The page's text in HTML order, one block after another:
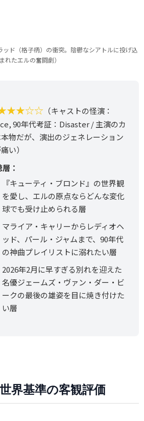
ド（格子柄）の衝突。陰鬱なシアトルに投げ込
まれたエルの奮闘劇）
（キャストの怪演：
90年代考証：Disaster / 主演のカ
物だが、演出のジェネレーション
い）
：
『キューティ・ブロンド』の世界観
を愛し、エルの原点ならどんな変化
球でも受け止められる層
マライア・キャリーからレディオヘ
ッド、パール・ジャムまで、90年代
の神曲プレイリストに溺れたい層
2026年2月に早すぎる別れを迎えた
名優ジェームズ・ヴァン・ダー・ビ
ークの最後の雄姿を目に焼き付けた
い層
界基準の客観評価